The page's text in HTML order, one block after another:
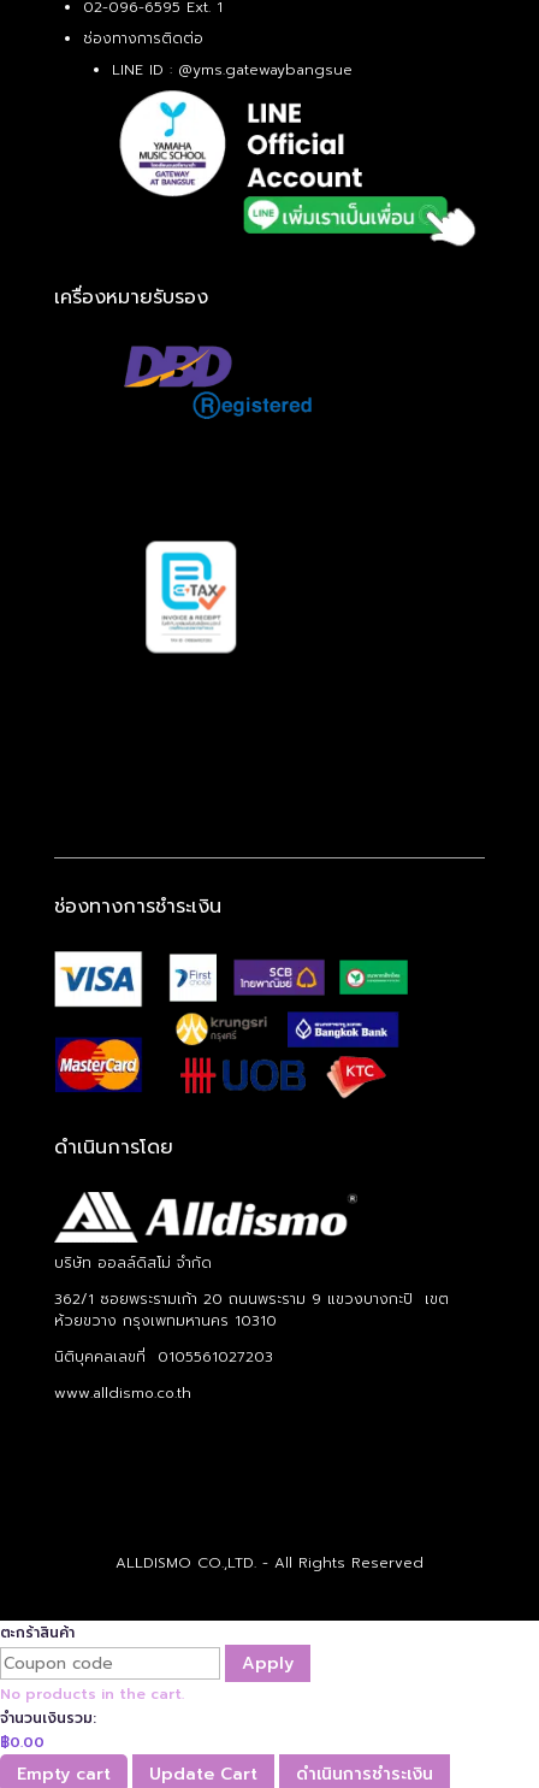
02-096-6595 Ext. 1
ช่องทางการติดต่อ
LINE ID : @yms.gatewaybangsue
เครื่องหมายรับรอง
ช่องทางการชำระเงิน
ดำเนินการโดย
บริษัท ออลล์ดิสโม่ จำกัด
362/1 ซอยพระรามเก้า 20 ถนนพระราม 9 แขวงบางกะปิ เขต
ห้วยขวาง กรุงเพทมหานคร 10310
นิติบุคคลเลขที่ 0105561027203
www.alldismo.co.th
ALLDISMO CO.,LTD. - All Rights Reserved
ตะกร้าสินค้า
Apply
No products in the cart.
จำนวนเงินรวม:
฿0.00
Empty cart Update Cart
ดำเนินการชำระเงิน